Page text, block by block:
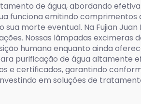
de água, abordando
funciona emitindo comprimentos
morte eventual. Na Fujian
Nossas lâmpadas excimeras
humana enquanto ainda
purificação de água altamente
e certificados, garantindo
em soluções de